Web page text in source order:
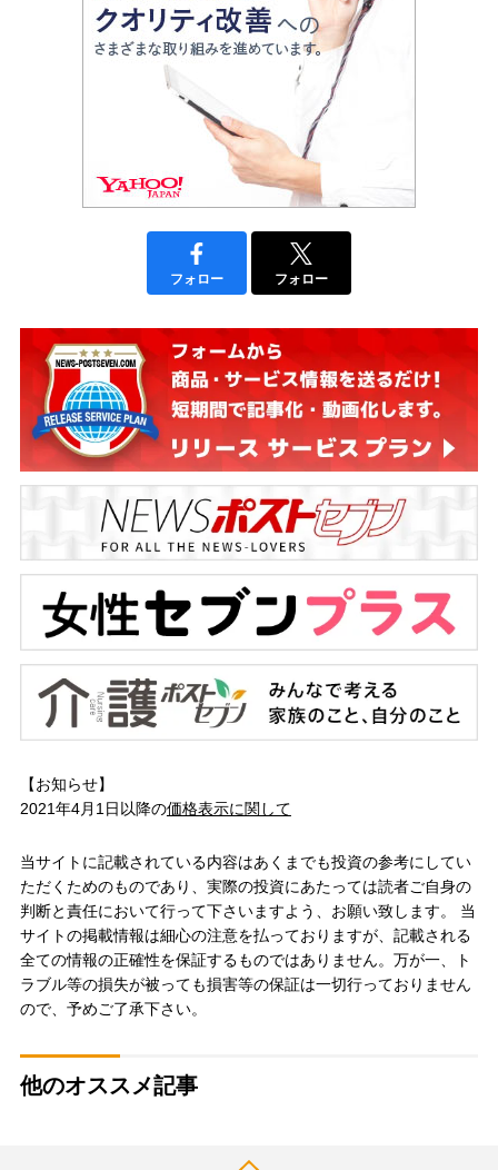
フォロー フォロー
【お知らせ】
2021年4月1日以降の価格表示に関して
当サイトに記載されている内容はあくまでも投資の参考にしてい
ただくためのものであり、実際の投資にあたっては読者ご自身の
判断と責任において行って下さいますよう、お願い致します。 当
サイトの掲載情報は細心の注意を払っておりますが、記載される
全ての情報の正確性を保証するものではありません。万が一、ト
ラブル等の損失が被っても損害等の保証は一切行っておりません
ので、予めご了承下さい。
他のオススメ記事